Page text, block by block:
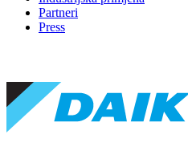
Partneri
Press